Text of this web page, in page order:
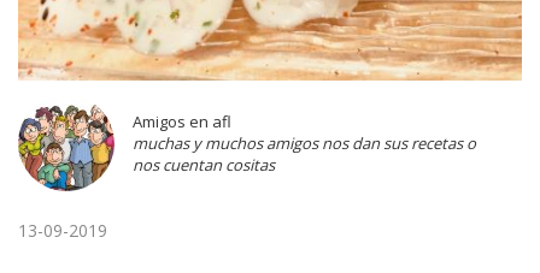
Amigos en afl
muchas y muchos amigos nos dan sus recetas o
nos cuentan cositas
13-09-2019